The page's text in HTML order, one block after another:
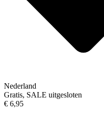
Nederland
Gratis, SALE uitgesloten
€ 6,95